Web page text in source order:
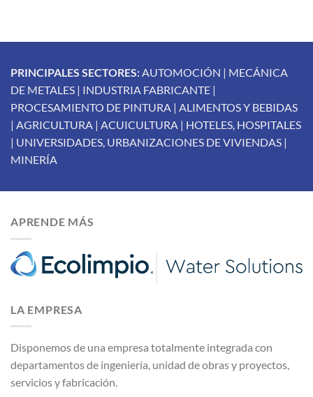
PRINCIPALES SECTORES: AUTOMOCIÓN | MECÁNICA
DE METALES | INDUSTRIA FABRICANTE |
PROCESAMIENTO DE PINTURA | ALIMENTOS Y BEBIDAS
| AGRICULTURA | ACUICULTURA | HOTELES, HOSPITALES
| UNIVERSIDADES, URBANIZACIONES DE VIVIENDAS |
MINERÍA
APRENDE MÁS
LA EMPRESA
Disponemos de una empresa totalmente integrada con
departamentos de ingeniería, unidad de obras y proyectos,
servicios y fabricación.